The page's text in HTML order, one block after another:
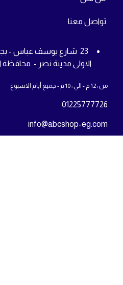
تواصل معنا
23 شارع يوسف عباس -
الاولى مدينة نصر - محافظة
من : 12 م - الي : 10 م - جميع أيام الاسبوع
01225777726
info@abcshop-eg.com